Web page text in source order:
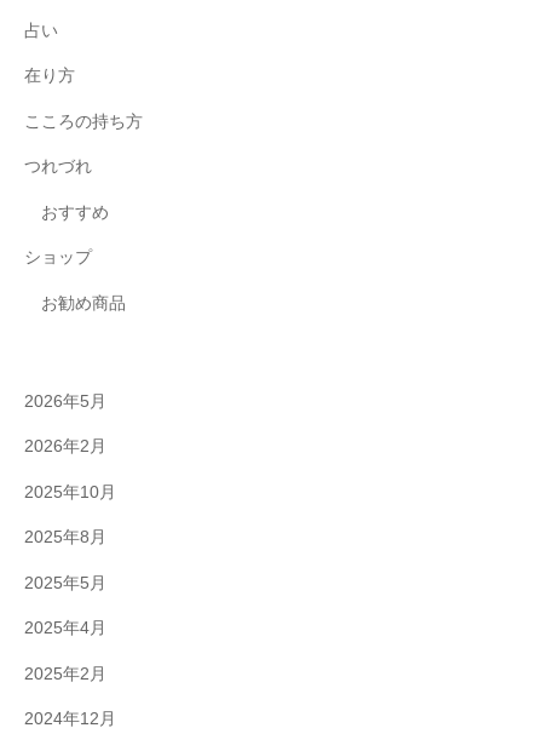
占い
在り方
こころの持ち方
つれづれ
おすすめ
ショップ
お勧め商品
2026年5月
2026年2月
2025年10月
2025年8月
2025年5月
2025年4月
2025年2月
2024年12月